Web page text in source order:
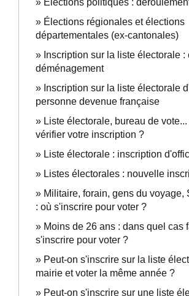
Élections régionales et élections
départementales (ex-cantonales)
Inscription sur la liste électorale :
déménagement
Inscription sur la liste électorale
personne devenue française
Liste électorale, bureau de
vérifier votre inscription ?
Liste électorale : inscription
Listes électorales : nouvelle
Militaire, forain, gens du voyage,
: où s'inscrire pour voter ?
Moins de 26 ans : dans quel cas
s'inscrire pour voter ?
Peut-on s'inscrire sur la liste
mairie et voter la même année ?
Peut-on s'inscrire sur une liste